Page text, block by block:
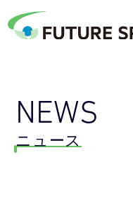
NEWS
ニュース